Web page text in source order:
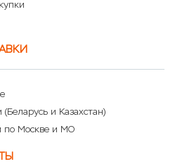
и Казахстан)
по Москве и МО